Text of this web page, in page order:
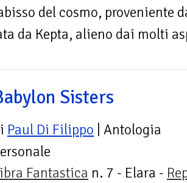
del cosmo, proveniente
da Kepta, alieno dai molti
Sisters
Paul Di Filippo | Antologia
Fantastica n. 7 - Elara -